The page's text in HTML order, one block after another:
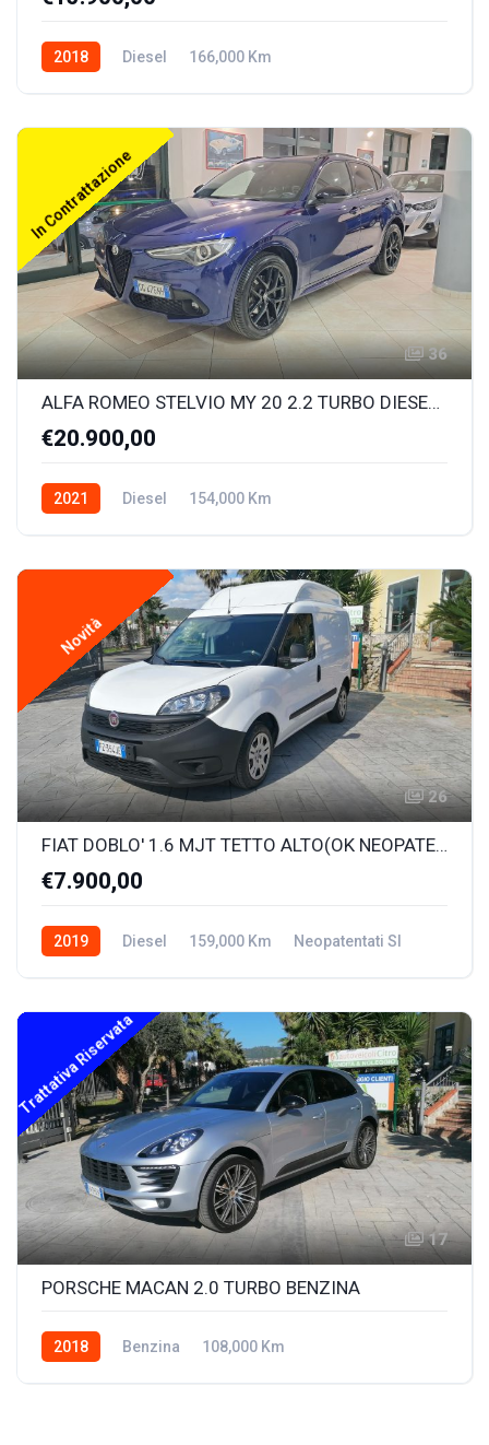
2018 Diesel 166,000 Km
In Contrattazione
36
ALFA ROMEO STELVIO MY 20 2.2 TURBO DIESEL 210CV VELOCE AT8 Q4
€20.900,00
2021 Diesel 154,000 Km
Novità
26
FIAT DOBLO' 1.6 MJT TETTO ALTO(OK NEOPATENTATI)
€7.900,00
2019 Diesel 159,000 Km Neopatentati SI
Trattativa Riservata
17
PORSCHE MACAN 2.0 TURBO BENZINA
2018 Benzina 108,000 Km